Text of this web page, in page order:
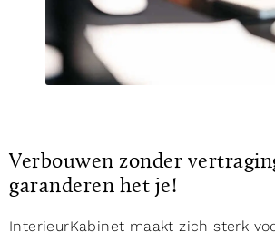
Verbouwen zonder
garanderen het je!
InterieurKabinet maakt zich sterk